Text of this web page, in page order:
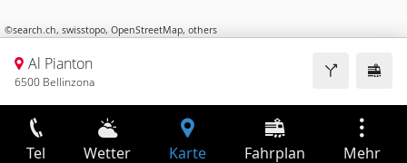
©search.ch, swisstopo, OpenStreetMap, others
Al Pianton
6500 Bellinzona
Tel Wetter Karte Fahrplan Mehr